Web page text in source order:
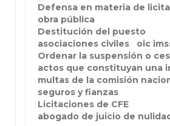
Defensa en materia de
obra pública
Destitución del puesto
asociaciones civiles
oic
Ordenar la suspensión o
actos que constituyan una
multas de la comisión
seguros y fianzas
Licitaciones de CFE
abogado de juicio de